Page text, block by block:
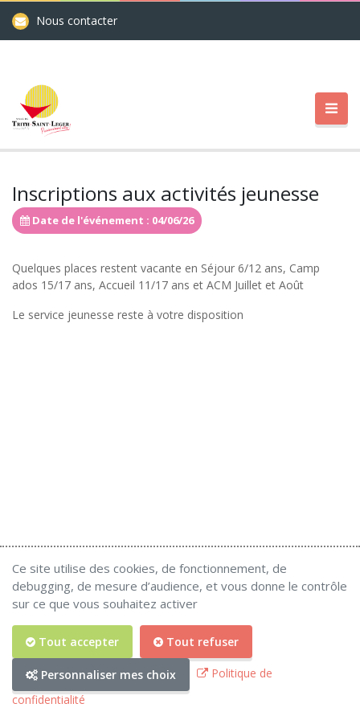
Nous contacter
Inscriptions aux activités jeunesse
Date de l'événement : 04/06/26
Quelques places restent vacante en Séjour 6/12 ans, Camp
ados 15/17 ans, Accueil 11/17 ans et ACM Juillet et Août
Le service jeunesse reste à votre disposition
© 2026 Copyright DEFI.
Politique de confidentialité
Ce site utilise des cookies, de fonctionnement, de
debugging, de mesure d’audience, et vous donne le contrôle
sur ce que vous souhaitez activer
Tout accepter Tout refuser
Personnaliser mes choix
Politique de
confidentialité